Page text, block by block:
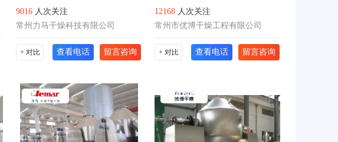
9016 人次关注
常州力马干燥科技有限公司
+ 对比 查看电话 留言咨询
12168 人次关注
常州市优博干燥工程有限公司
+ 对比 查看电话 留言咨询